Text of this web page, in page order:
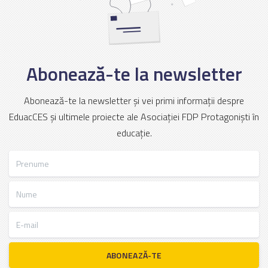
Abonează-te la newsletter
Abonează-te la newsletter și vei primi informații despre
EduacCES și ultimele proiecte ale Asociației FDP Protagoniști în
educație.
ABONEAZĂ-TE